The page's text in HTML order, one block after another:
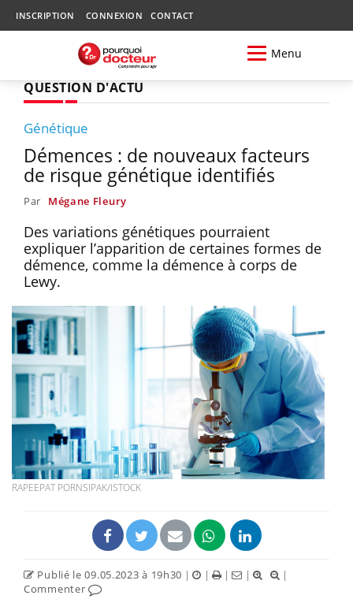
INSCRIPTION CONNEXION CONTACT
Menu
QUESTION D'ACTU
Génétique
Démences : de nouveaux facteurs
de risque génétique identifiés
Par Mégane Fleury
Des variations génétiques pourraient
expliquer l’apparition de certaines formes de
démence, comme la démence à corps de
Lewy.
RAPEEPAT PORNSIPAK/ISTOCK
Publié le 09.05.2023 à 19h30 | | | |
|
Commenter